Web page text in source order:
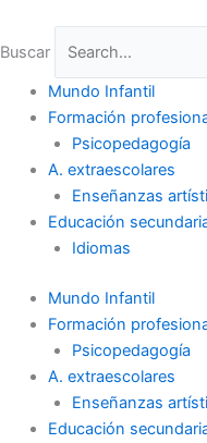
contenido
Buscar
Mundo Infantil
Formación
Psicopedagogía
A. extraescolares
Enseñanzas
Educación
Idiomas
Mundo Infantil
Formación
Psicopedagogía
A. extraescolares
Enseñanzas
Educación